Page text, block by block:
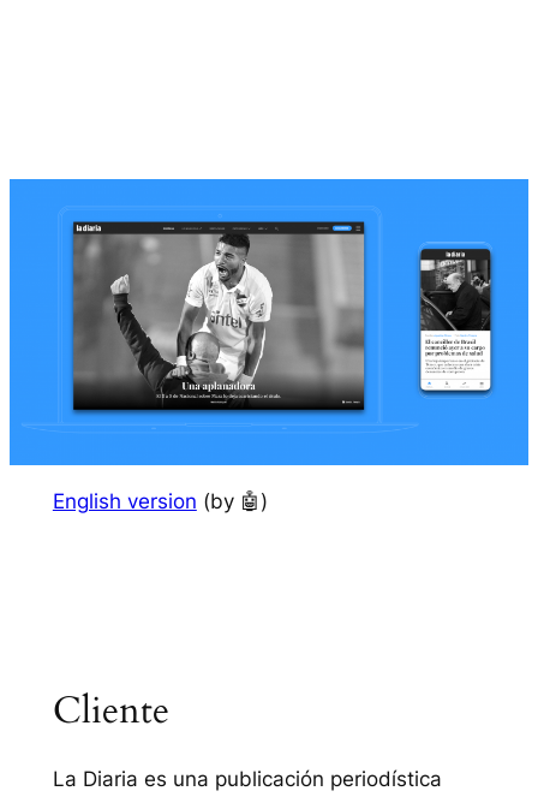
English version (by 🤖 )
Cliente
La Diaria es una publicación periodística